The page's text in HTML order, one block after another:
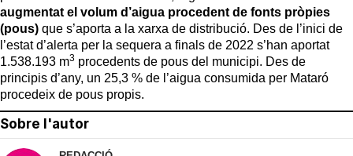
augmentat el volum d’aigua procedent de fonts pròpies
(pous) que s’aporta a la xarxa de distribució. Des de l’inici de
l’estat d’alerta per la sequera a finals de 2022 s’han aportat
1.538.193 m3 procedents de pous del municipi. Des de
principis d’any, un 25,3 % de l’aigua consumida per Mataró
procedeix de pous propis.
Sobre l'autor